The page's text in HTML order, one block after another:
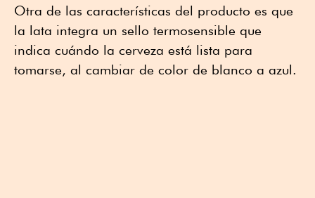
Otra de las características del producto es que
la lata integra un sello termosensible que
indica cuándo la cerveza está lista para
tomarse, al cambiar de color de blanco a azul.